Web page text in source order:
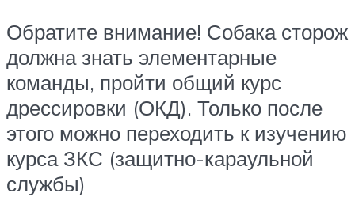
Обратите внимание! Собака сторож
должна знать элементарные
команды, пройти общий курс
дрессировки (ОКД). Только после
этого можно переходить к изучению
курса ЗКС (защитно-караульной
службы)